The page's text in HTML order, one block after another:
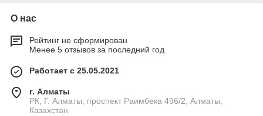
О нас
Рейтинг не сформирован
Менее 5 отзывов за последний год
Работает с 25.05.2021
г. Алматы
РК, Г. Алматы, проспект Раимбека 496/2, Алматы,
Казахстан